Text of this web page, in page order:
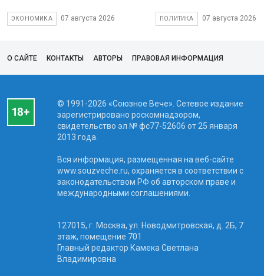
ЭКОНОМИКА 07 августа 2026 ПОЛИТИКА 07 августа 2026
О САЙТЕ КОНТАКТЫ АВТОРЫ ПРАВОВАЯ ИНФОРМАЦИЯ
© 1991-2026 «Союзное Вече». Сетевое издание
зарегистрировано роскомнадзором,
свидетельство эл № фc77-52606 от 25 января
2013 года.
Вся информация, размещенная на веб-сайте
www.souzveche.ru, охраняется в соответствии с
законодательством РФ об авторском праве и
международными соглашениями.
127015, г. Москва, ул. Новодмитровская, д. 2Б, 7
этаж, помещение 701
Главный редактор Камека Светлана
Владимировна